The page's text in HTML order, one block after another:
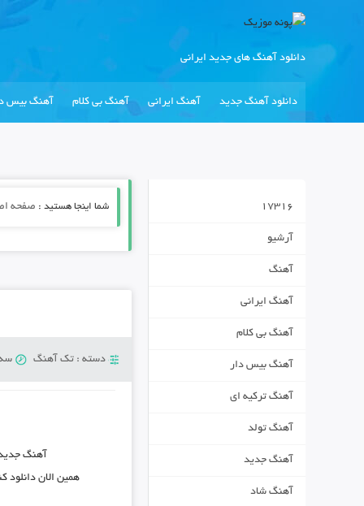
دانلود آهنگ های جدید ایرانی
دانلود آهنگ جدید آهنگ ایرانی آهنگ بی کلام آهنگ بیس
شما اینجا هستید : صفحه
دسته : تک آهنگ
آهنگ
همین الان دانلود
17316
آرشیو
آهنگ
آهنگ ایرانی
آهنگ بی کلام
آهنگ بیس دار
آهنگ ترکیه ای
آهنگ تولد
آهنگ جدید
آهنگ شاد